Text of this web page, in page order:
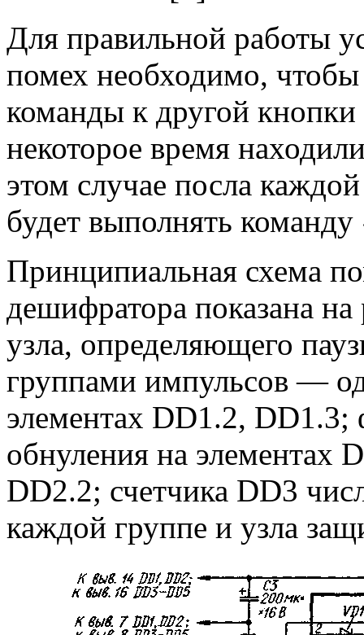
Для правильной работы
помех необходимо,
команды к другой
некоторое время
этом случае посла
будет выполнять
Принципиальная схема
дешифратора показана
узла, определяющего
группами импульсов —
элементах DD1.2, DD1.3;
обнуления на элементах
DD2.2; счетчика DD3
каждой группе и узла